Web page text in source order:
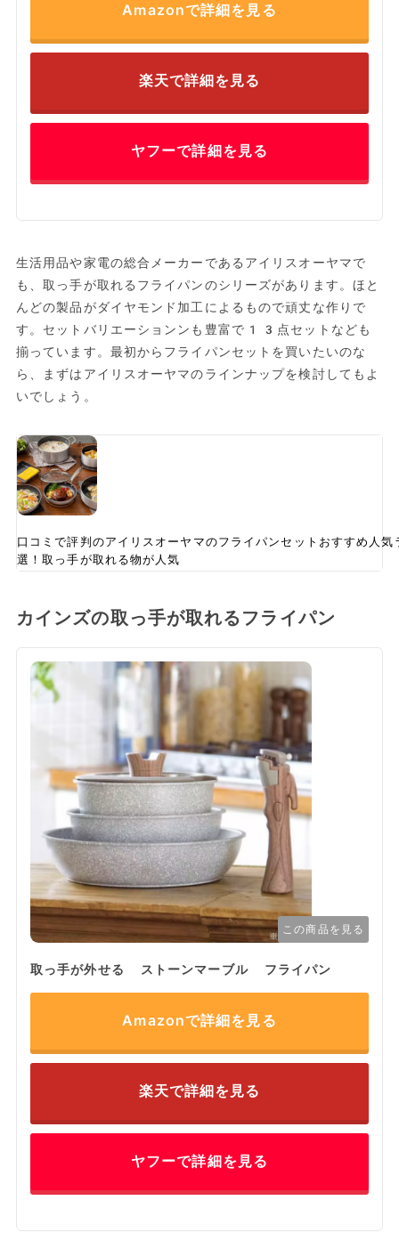
Amazonで詳細を見る
楽天で詳細を見る
ヤフーで詳細を見る
生活用品や家電の総合メーカーであるアイリスオーヤマで
も、取っ手が取れるフライパンのシリーズがあります。ほと
んどの製品がダイヤモンド加工によるもので頑丈な作りで
す。セットバリエーションンも豊富で13点セットなども
揃っています。最初からフライパンセットを買いたいのな
ら、まずはアイリスオーヤマのラインナップを検討してもよ
いでしょう。
口コミで評判のアイリスオーヤマのフライパンセットおすすめ
選！取っ手が取れる物が人気
カインズの取っ手が取れるフライパン
この商品を見る
取っ手が外せる ストーンマーブル フライパン
Amazonで詳細を見る
楽天で詳細を見る
ヤフーで詳細を見る